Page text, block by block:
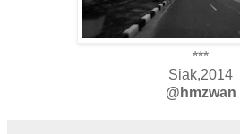
***
Siak,2014
@hmzwan